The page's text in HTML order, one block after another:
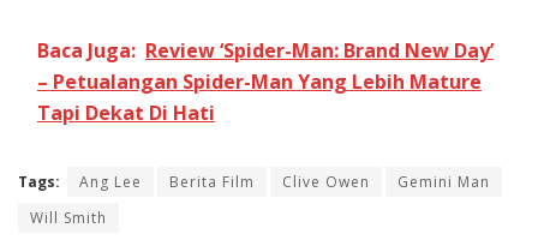
Baca Juga: Review ‘Spider-Man: Brand New Day’
– Petualangan Spider-Man Yang Lebih Mature
Tapi Dekat Di Hati
Tags: Ang Lee Berita Film Clive Owen
Gemini Man
Will Smith